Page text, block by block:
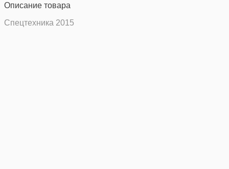
Описание товара
Спецтехника 2015